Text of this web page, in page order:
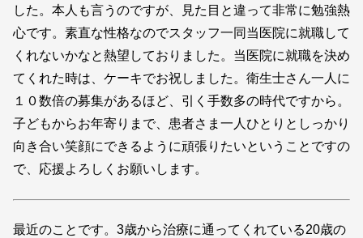
した。本人も言うのですが、見た目と違って非常に勉強熱
心です。素直な性格なのでスタッフ一同当医院に就職して
くれないかなと熱望しておりました。当医院に就職を決め
てくれた時は、ケーキでお祝しました。衛生士さん一人に
１０数倍の募集があるほど、引く手数多の時代ですから。
子どもからお年寄りまで、患者さま一人ひとりとしっかり
向き合い笑顔にできるように頑張りたいということですの
で、応援よろしくお願いします。
最近のことです。3歳から治療に通ってくれている20歳の